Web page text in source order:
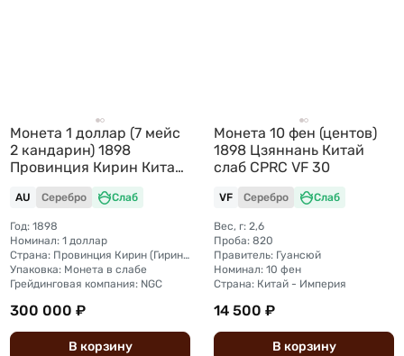
Монета 1 доллар (7 мейс
2 кандарин) 1898
Провинция Кирин Китай
слаб NGC AU Det.
AU Серебро Слаб
Год: 1898
Номинал: 1 доллар
Страна: Провинция Кирин (Гирин) Китай
Упаковка: Монета в слабе
Грейдинговая компания: NGC
300 000 ₽
В корзину
Монета 10 фен (центов)
1898 Цзяннань Китай
слаб CPRC VF 30
VF Серебро Слаб
Вес, г: 2,6
Проба: 820
Правитель: Гуансюй
Номинал: 10 фен
Страна: Китай - Империя
14 500 ₽
В корзину